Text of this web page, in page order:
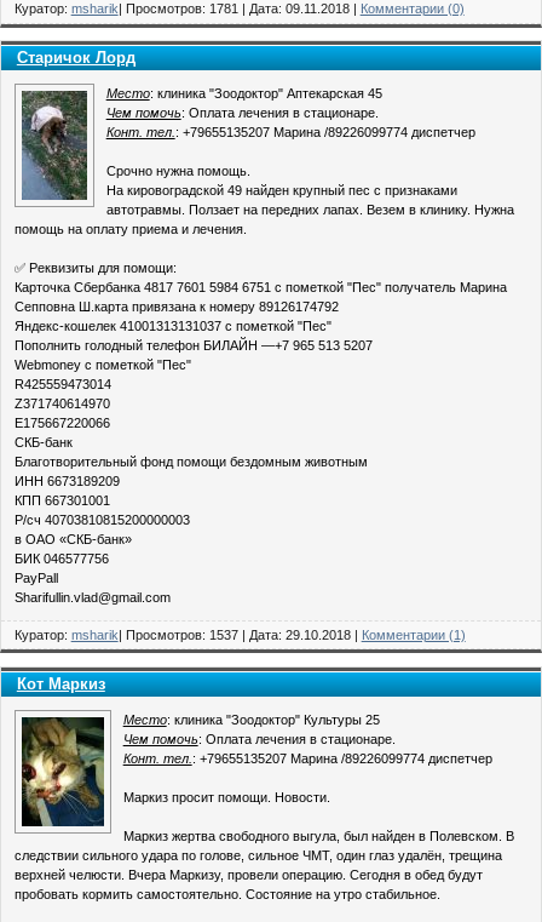
Куратор: msharik | Просмотров: 1781 | Дата: 09.11.2018 Комментарии (0)
Старичок Лорд
Место: клиника "Зоодоктор" Аптекарская 45
Чем помочь: Оплата лечения в стационаре.
Конт. тел. : +79655135207 Марина /89226099774 диспетчер
Срочно нужна помощь.
На кировоградской 49 найден крупный пес с признаками
автотравмы. Ползает на передних лапах. Везем в клинику. Нужна
помощь на оплату приема и лечения.
✅ Реквизиты для помощи:
Карточка Сбербанка 4817 7601 5984 6751 с пометкой "Пес" получатель Марина
Сепповна Ш.карта привязана к номеру 89126174792
Яндекс-кошелек 41001313131037 с пометкой "Пес"
Пополнить голодный телефон БИЛАЙН —+7 965 513 5207
Webmoney с пометкой "Пес"
R425559473014
Z371740614970
E175667220066
СКБ-банк
Благотворительный фонд помощи бездомным животным
ИНН 6673189209
КПП 667301001
Р/сч 40703810815200000003
в ОАО «СКБ-банк»
БИК 046577756
PayPall
Sharifullin.vlad@gmail.com
Куратор: msharik| Просмотров: 1537 | Дата: 29.10.2018 | Комментарии (1)
Кот Маркиз
Место: клиника "Зоодоктор" Культуры 25
Чем помочь: Оплата лечения в стационаре.
Конт. тел. : +79655135207 Марина /89226099774 диспетчер
Маркиз просит помощи. Новости.
Маркиз жертва свободного выгула, был найден в Полевском. В
следствии сильного удара по голове, сильное ЧМТ, один глаз удалён, трещина
верхней челюсти. Вчера Маркизу, провели операцию. Сегодня в обед будут
пробовать кормить самостоятельно. Состояние на утро стабильное.